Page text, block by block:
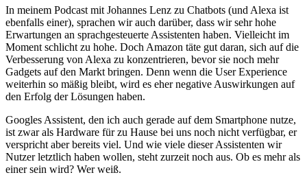
In meinem Podcast mit Johannes Lenz zu Chatbots (und Alexa ist
ebenfalls einer), sprachen wir auch darüber, dass wir sehr hohe
Erwartungen an sprachgesteuerte Assistenten haben. Vielleicht im
Moment schlicht zu hohe. Doch Amazon täte gut daran, sich auf die
Verbesserung von Alexa zu konzentrieren, bevor sie noch mehr
Gadgets auf den Markt bringen. Denn wenn die User Experience
weiterhin so mäßig bleibt, wird es eher negative Auswirkungen auf
den Erfolg der Lösungen haben.
Googles Assistent, den ich auch gerade auf dem Smartphone nutze,
ist zwar als Hardware für zu Hause bei uns noch nicht verfügbar, er
verspricht aber bereits viel. Und wie viele dieser Assistenten wir
Nutzer letztlich haben wollen, steht zurzeit noch aus. Ob es mehr als
einer sein wird? Wer weiß.